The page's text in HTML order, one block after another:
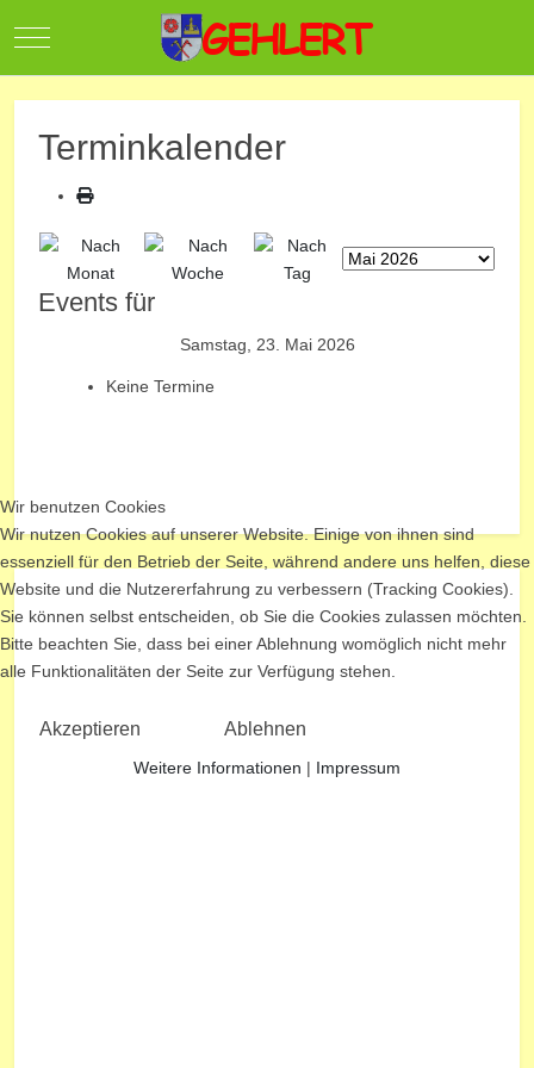
Mobile Menu Toggle
Terminkalender
Events für
Samstag, 23. Mai 2026
Keine Termine
Wir benutzen Cookies
Wir nutzen Cookies auf unserer Website. Einige von ihnen sind
essenziell für den Betrieb der Seite, während andere uns helfen, diese
Website und die Nutzererfahrung zu verbessern (Tracking Cookies).
Sie können selbst entscheiden, ob Sie die Cookies zulassen möchten.
Bitte beachten Sie, dass bei einer Ablehnung womöglich nicht mehr
alle Funktionalitäten der Seite zur Verfügung stehen.
Akzeptieren Ablehnen
Weitere Informationen | Impressum